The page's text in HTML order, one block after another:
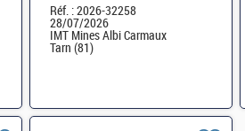
PHARMACEUTIQUES - CDD
12 mois H/F
Réf. : 2026-32258
28/07/2026
IMT Mines Albi Carmaux
Tarn (81)